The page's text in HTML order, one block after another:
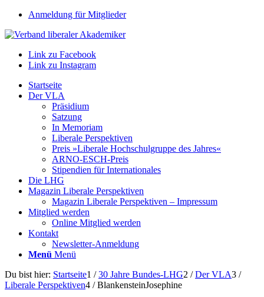
Anmeldung für Mitglieder
Link zu Facebook
Link zu Instagram
Startseite
Der VLA
Präsidium
Satzung
In Memoriam
Liberale Perspektiven
Preis »Liberale Hochschulgruppe des Jahres«
ARNO-ESCH-Preis
Stipendien für Internationales
Die LHG
Magazin Liberale Perspektiven
Magazin Liberale Perspektiven – Impressum
Mitglied werden
Online Mitglied werden
Kontakt
Newsletter-Anmeldung
Menü Menü
Du bist hier: Startseite1 / 30 Jahre Bundes-LHG2 / Der VLA3 /
Liberale Perspektiven4 / BlankensteinJosephine